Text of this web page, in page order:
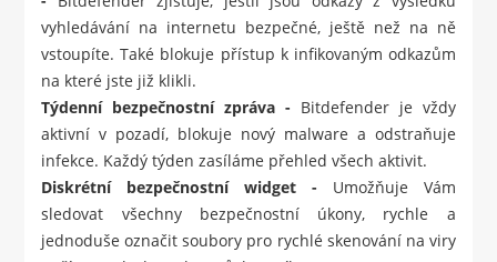
vyhledávání na internetu bezpečné, ještě než na ně
vstoupíte. Také blokuje přístup k infikovaným odkazům
na které jste již klikli.
Týdenní bezpečnostní zpráva - Bitdefender je vždy
aktivní v pozadí, blokuje nový malware a odstraňuje
infekce. Každý týden zasíláme přehled všech aktivit.
Diskrétní bezpečnostní widget - Umožňuje Vám
sledovat všechny bezpečnostní úkony, rychle a
jednoduše označit soubory pro rychlé skenování na viry